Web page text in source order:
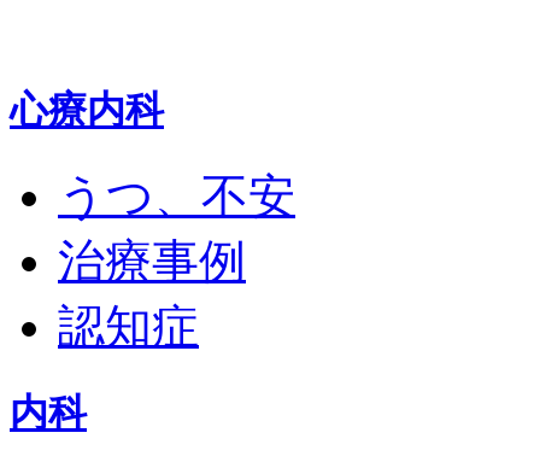
心療内科
うつ、不安
治療事例
認知症
内科